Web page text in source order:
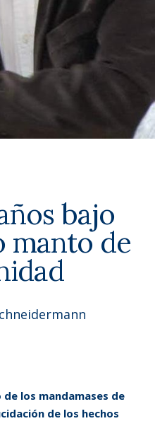
bajo
manto de
los mandamases de
de los hechos